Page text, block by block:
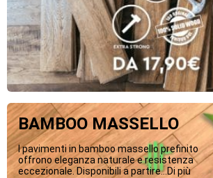
BAMBOO MASSELLO
I pavimenti in bamboo massello prefinito
offrono eleganza naturale e resistenza
eccezionale. Disponibili a partire...Di più